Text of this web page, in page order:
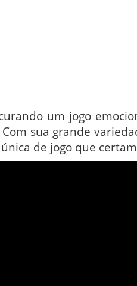
um jogo
sua grande
de jogo que